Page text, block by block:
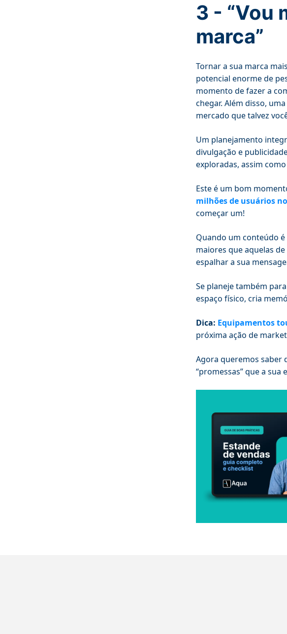
3 - “Vou
marca”
Tornar a sua marca
potencial enorme de
momento de fazer a
chegar. Além disso,
mercado que talvez
Um planejamento
divulgação e
exploradas, assim
Este é um bom
milhões de usuários
começar um!
Quando um conteúdo
maiores que aquelas
espalhar a sua
Se planeje também
espaço físico, cria
Dica: Equipamentos
próxima ação de
Agora queremos saber
“promessas” que a sua